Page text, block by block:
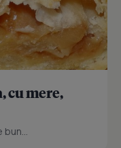
cu mere,